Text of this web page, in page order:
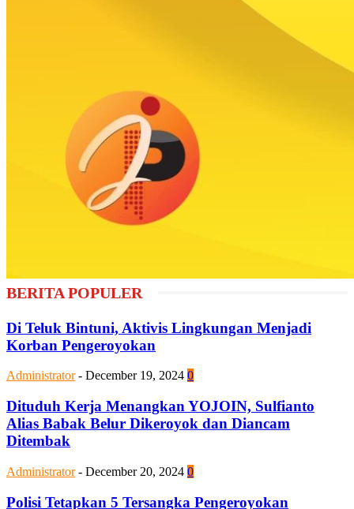
BERITA POPULER
Di Teluk Bintuni, Aktivis Lingkungan Menjadi
Korban Pengeroyokan
Administrator - December 19, 2024 0
Dituduh Kerja Menangkan YOJOIN, Sulfianto
Alias Babak Belur Dikeroyok dan Diancam
Ditembak
Administrator - December 20, 2024 0
Polisi Tetapkan 5 Tersangka Pengeroyokan